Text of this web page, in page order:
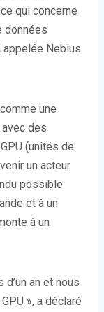
qui concerne
données
appelée Nebius
une
des
(unités de
un acteur
possible
et à un
à un
an et nous
», a déclaré